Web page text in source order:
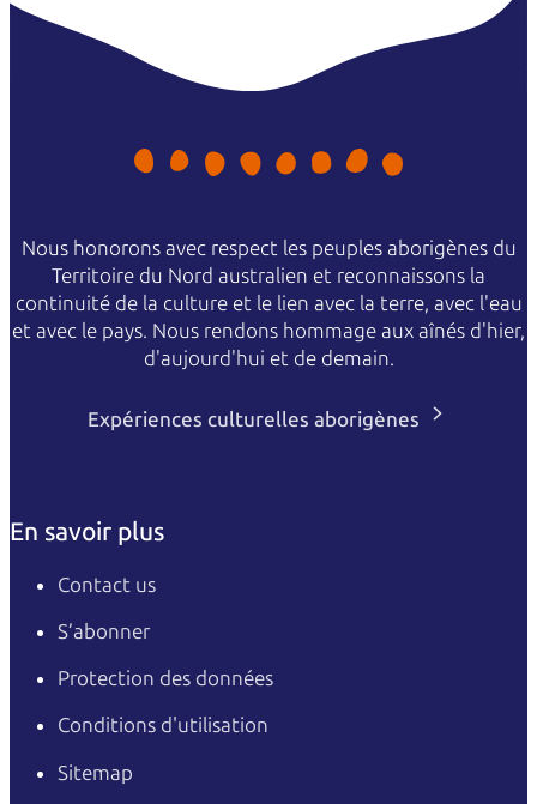
Nous honorons avec respect les peuples aborigènes du
Territoire du Nord australien et reconnaissons la
continuité de la culture et le lien avec la terre, avec l'eau
et avec le pays. Nous rendons hommage aux aînés d'hier,
d'aujourd'hui et de demain.
Expériences culturelles aborigènes
En savoir plus
Contact us
S’abonner
Protection des données
Conditions d'utilisation
Sitemap